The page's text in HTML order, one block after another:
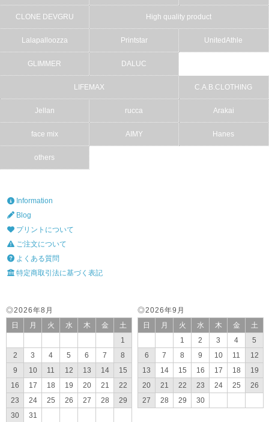
CLONE DEVGRU High quality product
Lalapalloozza Printstar UnitedAthle
GLIMMER DALUC
LIFEMAX C.A.B.CLOTHING
Jellan rucca Arakai
face mix AIMY Hanes
others
Information
Blog
プリントについて
ご注文について
よくある質問
特定商取引法に基づく表記
◎2026年9月
日
月 火 水 木 金
土
1
2 3 4
5
6
7 8 9 10 11
12
13
14 15 16 17 18
19
20
21 22 23 24 25
26
27
28 29 30
◎2026年8月
日
月 火 水 木 金
土
1
2
3 4 5 6 7
8
9
10 11 12 13 14
15
16
17 18 19 20 21
22
23
24 25 26 27 28
29
30
31